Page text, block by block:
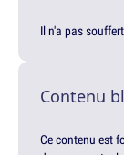
Il n'a pas
Contenu
Ce contenu est